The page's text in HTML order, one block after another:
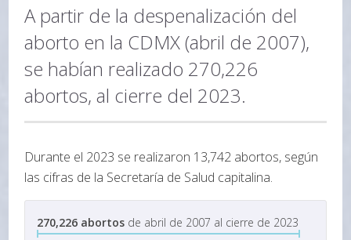
A partir de la despenalización del
aborto en la CDMX (abril de 2007),
se habían realizado 270,226
abortos, al cierre del 2023.
Durante el 2023 se realizaron 13,742 abortos, según
las cifras de la Secretaría de Salud capitalina.
270,226 abortos de abril de 2007 al cierre de 2023